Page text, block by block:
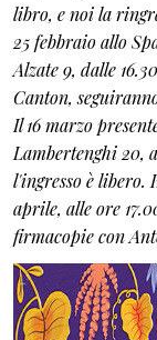
libro, e noi la
25 febbraio allo
Alzate 9, dalle
Canton,
Il 16 marzo
Lambertenghi 20,
l'ingresso è libero.
aprile, alle ore
firmacopie con